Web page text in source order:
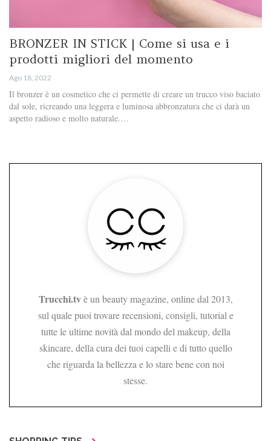
BRONZER IN STICK | Come si usa e i
prodotti migliori del momento
Ago 18, 2022
Il bronzer è un cosmetico che ci permette di creare un trucco viso baciato
dal sole, ricreando una leggera e luminosa abbronzatura che ci darà un
aspetto radioso e molto naturale.…
Trucchi.tvè un beauty magazine, online dal 2013,
sul quale puoi trovare recensioni, consigli, tutorial e
tutte le ultime novità dal mondo del makeup, della
skincare, della cura dei tuoi capelli e di tutto quello
che riguarda la bellezza e lo stare bene con noi
stesse.